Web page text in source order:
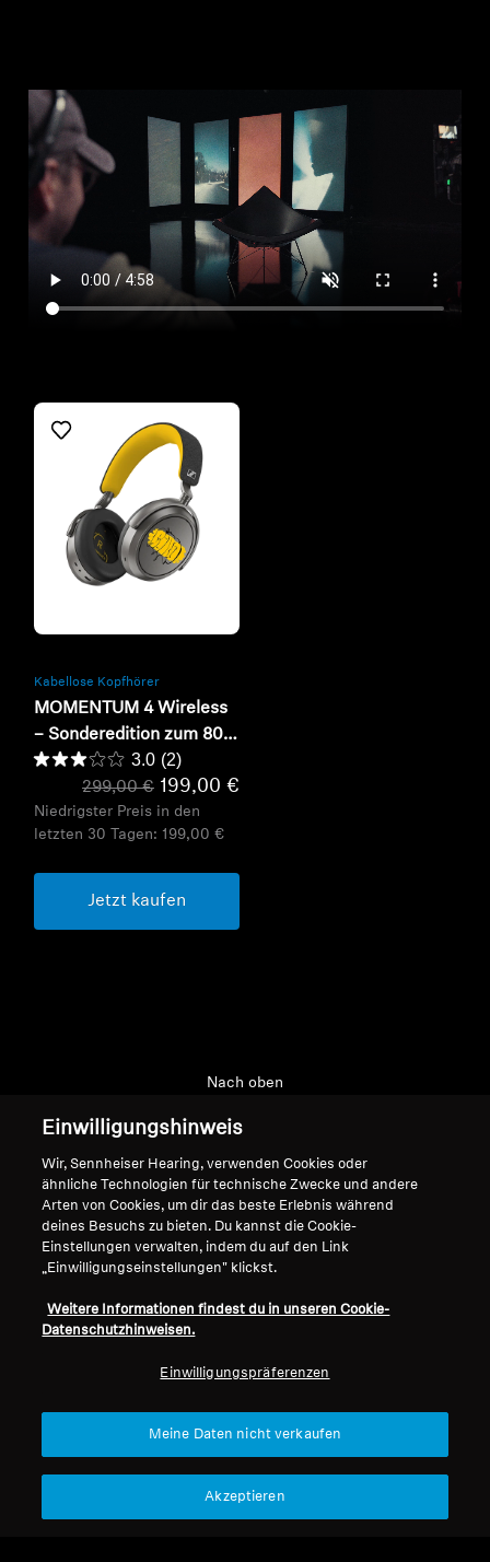
Kabellose Kopfhörer
MOMENTUM 4 Wireless
– Sonderedition zum 80-
jährigen Jubiläum
3.0 (2)
299,00 € 199,00 €
Niedrigster Preis in den
letzten 30 Tagen: 199,00 €
Jetzt kaufen
Support
Nach oben
Impressum
Vertrag widerrufen
Globale Datenschutzrichtlinie
Allgemeine
Online-Verkäufe an Verbraucher
Offenlegung von Schwachstellen
Unser Unternehmen
Pressekontakte
Markenbotschafter
Einwilligungshinweis
Wir, Sennheiser Hearing, verwenden Cookies oder
ähnliche Technologien für technische Zwecke und andere
Arten von Cookies, um dir das beste Erlebnis während
deines Besuchs zu bieten. Du kannst die Cookie-
Einstellungen verwalten, indem du auf den Link
„Einwilligungseinstellungen" klickst.
Weitere Informationen findest du in unseren Cookie-
Datenschutzhinweisen.
Einwilligungspräferenzen
Meine Daten nicht verkaufen
Akzeptieren